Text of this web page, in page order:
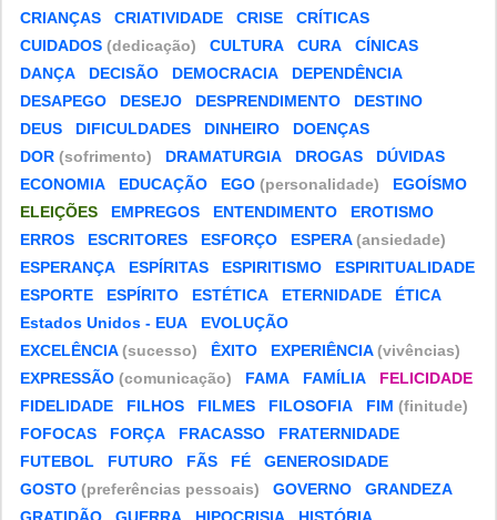
CRIANÇAS
CRIATIVIDADE CRISE
CRÍTICAS
CUIDADOS (dedicação) CULTURA CURA
CÍNICAS
DANÇA
DECISÃO DEMOCRACIA
DEPENDÊNCIA
DESAPEGO
DESEJO DESPRENDIMENTO
DESTINO
DEUS
DIFICULDADES DINHEIRO
DOENÇAS
DOR (sofrimento) DRAMATURGIA DROGAS
DÚVIDAS
ECONOMIA
EDUCAÇÃO EGO (personalidade)
EGOÍSMO
ELEIÇÕES
EMPREGOS ENTENDIMENTO
EROTISMO
ERROS
ESCRITORES ESFORÇO ESPERA(ansiedade)
ESPERANÇA
ESPÍRITAS ESPIRITISMO
ESPIRITUALIDADE
ESPORTE
ESPÍRITO ESTÉTICA ETERNIDADE
ÉTICA
Estados Unidos - EUA
EVOLUÇÃO
EXCELÊNCIA(sucesso) ÊXITO EXPERIÊNCIA(vivências)
EXPRESSÃO (comunicação) FAMA FAMÍLIA
FELICIDADE
FIDELIDADE
FILHOS FILMES FILOSOFIA FIM (finitude)
FOFOCAS
FORÇA FRACASSO
FRATERNIDADE
FUTEBOL
FUTURO FÃS FÉ
GENEROSIDADE
GOSTO (preferências pessoais) GOVERNO
GRANDEZA